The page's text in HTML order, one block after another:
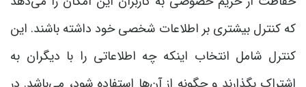
که کنترل بیشتری بر اطلاعات شخصی خود داشته باشند. این
کنترل شامل انتخاب اینکه چه اطلاعاتی را با دیگران به